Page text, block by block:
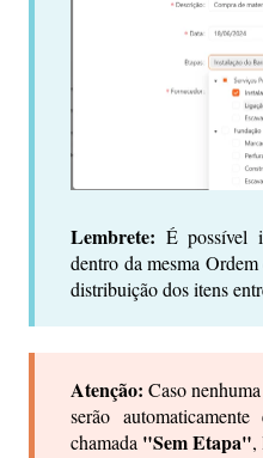
Lembrete: É possível
dentro da mesma
distribuição dos itens
Atenção: Caso
serão
chamada "Sem Etapa",